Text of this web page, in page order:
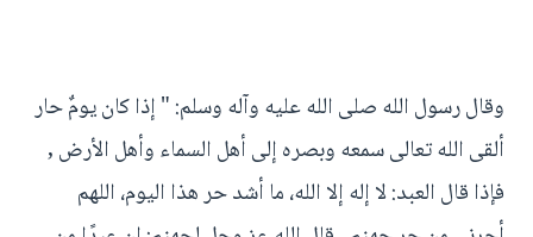
وقال رسول الله صلى الله عليه وآله وسلم: " إذا كان يومٌ حار
ألقى الله تعالى سمعه وبصره إلى أهل السماء وأهل الأرض ,
فإذا قال العبد: لا إله إلا الله، ما أشد حر هذا اليوم، اللهم